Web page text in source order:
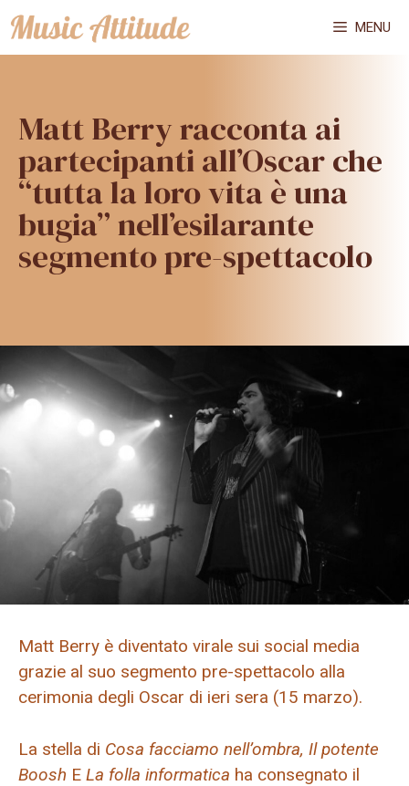
Vai
al
MENU
Matt Berry racconta ai
partecipanti all’Oscar che
“tutta la loro vita è una
bugia” nell’esilarante
segmento pre-spettacolo
Matt Berry è diventato virale sui social media
grazie al suo segmento pre-spettacolo alla
cerimonia degli Oscar di ieri sera (15 marzo).
La stella di Cosa facciamo nell’ombra, Il potente
Boosh E La folla informatica ha consegnato il